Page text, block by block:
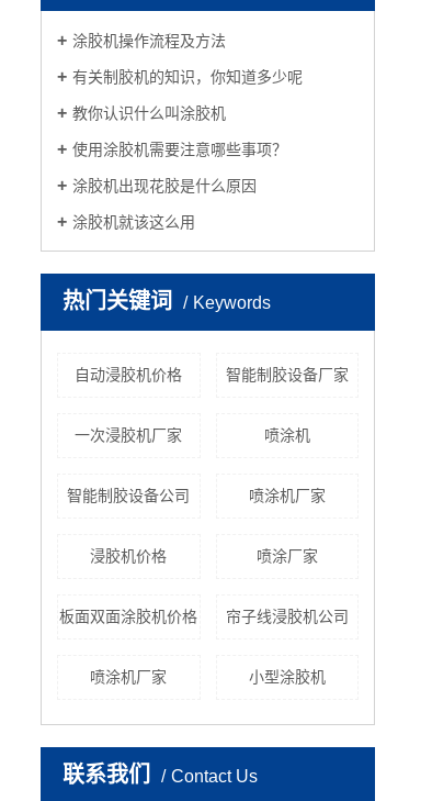
涂胶机操作流程及方法
有关制胶机的知识，你知道多少呢
教你认识什么叫涂胶机
使用涂胶机需要注意哪些事项？
涂胶机出现花胶是什么原因
涂胶机就该这么用
热门关键词 Keywords
自动浸胶机价格 智能制胶设备厂家
一次浸胶机厂家 喷涂机
智能制胶设备公司 喷涂机厂家
浸胶机价格 喷涂厂家
板面双面涂胶机价格 帘子线浸胶机公司
喷涂机厂家 小型涂胶机
联系我们 Contact Us